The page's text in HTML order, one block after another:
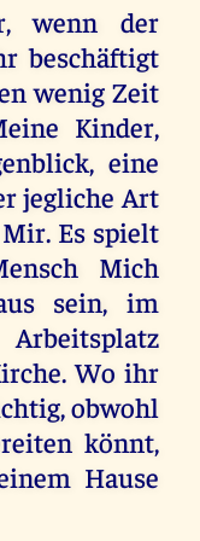
wenn der
beschäftigt
wenig Zeit
Kinder,
eine
jegliche Art
Es spielt
Mich
sein, im
Wo ihr
obwohl
könnt,
Hause